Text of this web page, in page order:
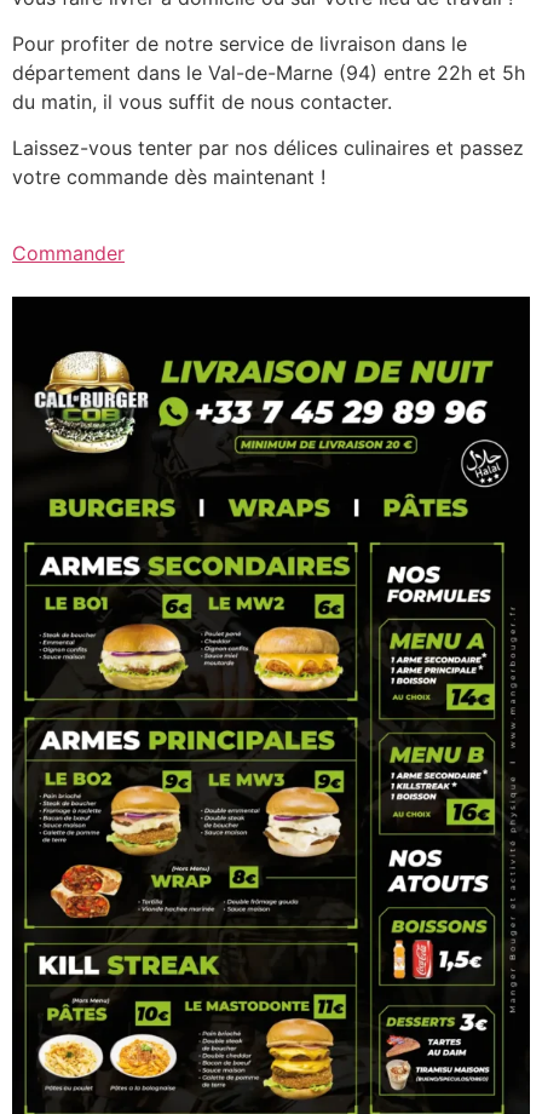
Pour profiter de notre service de livraison dans le
département dans le Val-de-Marne (94) entre 22h et 5h
du matin, il vous suffit de nous contacter.
Laissez-vous tenter par nos délices culinaires et passez
votre commande dès maintenant !
Commander